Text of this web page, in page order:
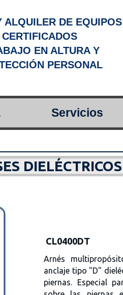
ALQUILER DE EQUIPOS
CERTIFICADOS
EN ALTURA Y
PERSONAL
DIELÉCTRICOS
CL0400DT
Arnés
anclaje tipo "D"
piernas. Especial
Servicios